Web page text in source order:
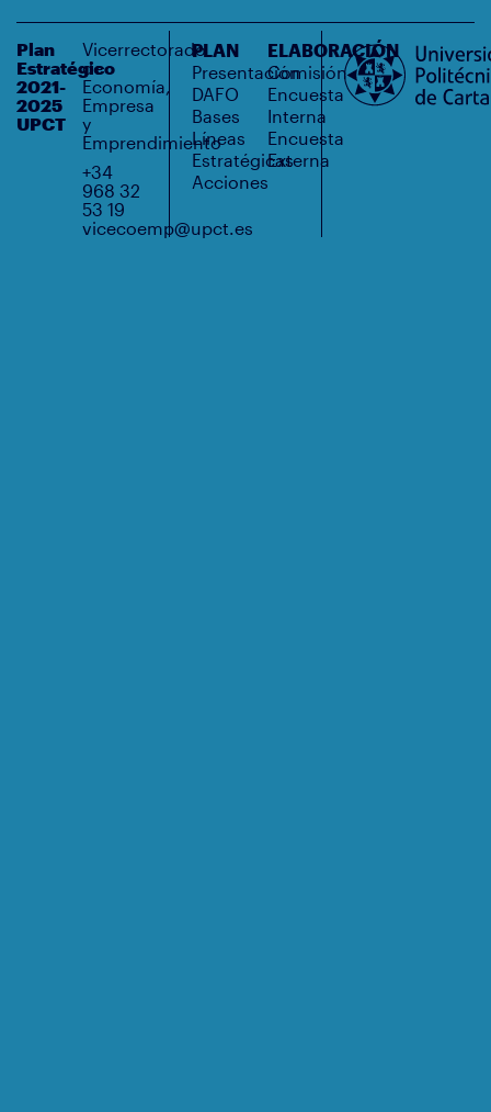
Plan
Estratégico
2021-
2025
UPCT
Vicerrectorado
de
Economía,
Empresa
y
Emprendimiento
+34
968 32
53 19
vicecoemp@upct.es
PLAN
Presentación
DAFO
Bases
Líneas
Estratégicas
Acciones
ELABORACIÓN
Comisión
Encuesta
Interna
Encuesta
Externa